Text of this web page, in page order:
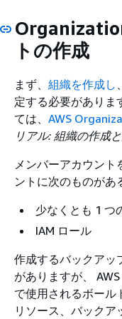
トの作成
まず、 組織を作成し
定する必要がありま
ては、 AWS
リアル: 組織の作成
メンバーアカウン
ントに次のものがあ
少なくとも 1 つ
IAM ロール
作成するバックアッ
がありますが、
で使用されるボール
リソース、バックア